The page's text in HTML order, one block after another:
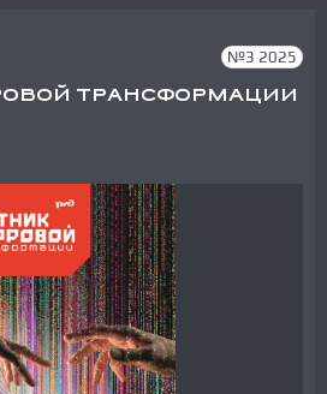
№3 2025
ТРАНСФОРМАЦИИ